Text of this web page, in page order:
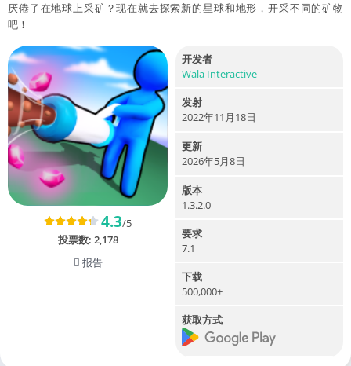
厌倦了在地球上采矿？现在就去探索新的星球和地形，开采不同的矿物
吧！
4.3/5
投票数: 2,178
报告
开发者
Wala Interactive
发射
2022年11月18日
更新
2026年5月8日
版本
1.3.2.0
要求
7.1
下载
500,000+
获取方式